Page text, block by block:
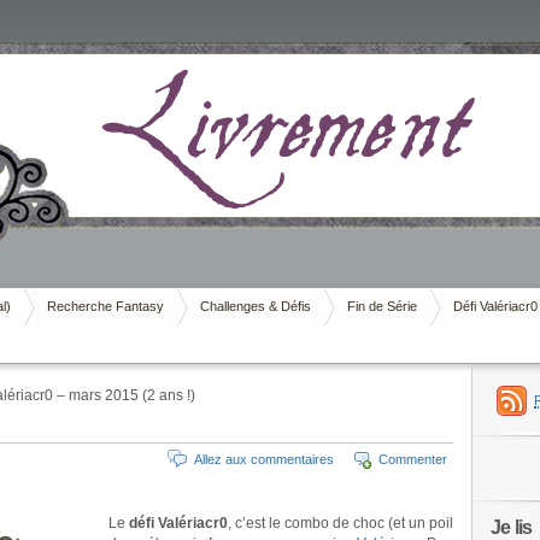
Recherche Fantasy Challenges & Défis Fin de Série Défi Valériacr0
– mars 2015 (2 ans !)
Commenter
Allez aux commentaires
Le défi Valériacr0, c’est le combo de choc (et un poil
Je lis